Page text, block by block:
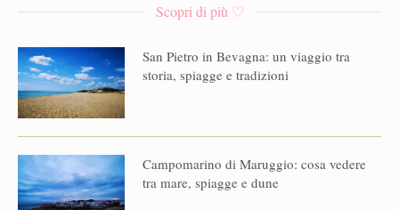
Scopri di più ♡
San Pietro in Bevagna: un viaggio tra
storia, spiagge e tradizioni
Campomarino di Maruggio: cosa vedere
tra mare, spiagge e dune